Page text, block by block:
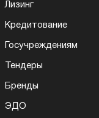
Лизинг
Кредитование
Госучреждениям
Тендеры
Бренды
ЭДО